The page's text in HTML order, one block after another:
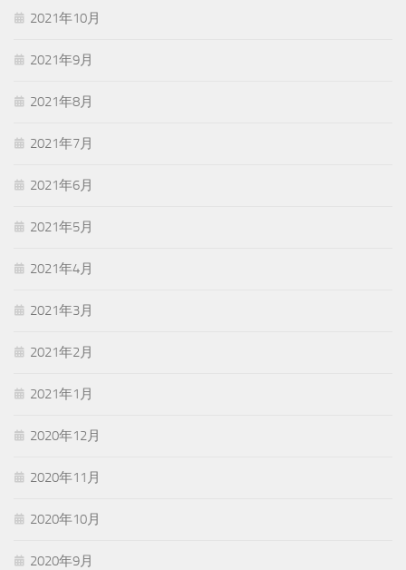
2021年10月
2021年9月
2021年8月
2021年7月
2021年6月
2021年5月
2021年4月
2021年3月
2021年2月
2021年1月
2020年12月
2020年11月
2020年10月
2020年9月